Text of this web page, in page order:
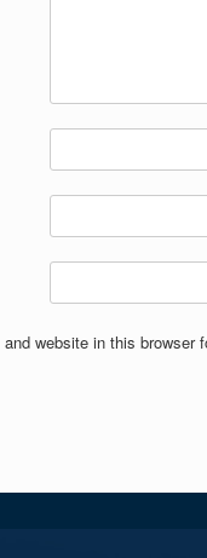
website in this browser